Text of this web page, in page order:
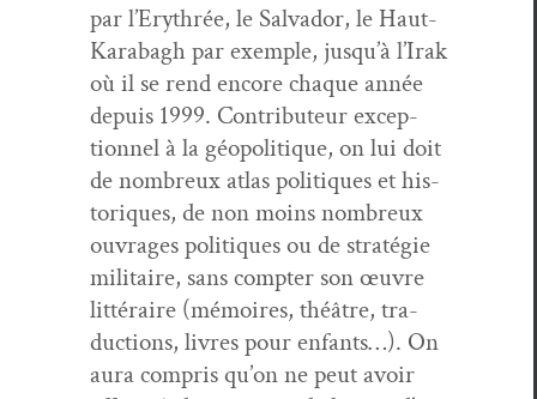
par l’Erythrée, le Sal­vador, le Haut-
Karabagh par exem­ple, jusqu’à l’Irak
où il se rend encore chaque année
depuis 1999. Con­tribu­teur excep­
tion­nel à la géopoli­tique, on lui doit
de nom­breux atlas poli­tiques et his­
toriques, de non moins nom­breux
ouvrages poli­tiques ou de stratégie
mil­i­taire, sans compter son œuvre
lit­téraire (mémoires, théâtre, tra­
duc­tions, livres pour enfants…). On
aura com­pris qu’on ne peut avoir